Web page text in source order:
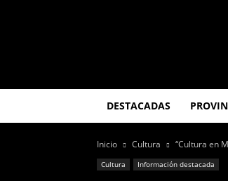
DESTACADAS
Inicio Cultura “Cultura en
Cultura Información destacada